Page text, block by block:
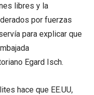
libres y la
por fuerzas
para explicar que
Egard Isch.
hace que EE.UU,